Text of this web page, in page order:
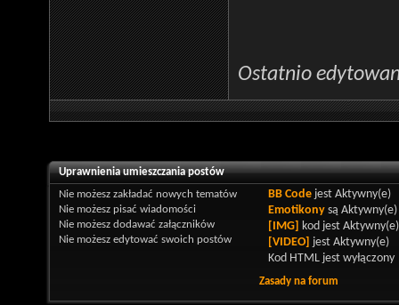
Ostatnio
Uprawnienia umieszczania postów
Nie możesz zakładać nowych tematów
Nie możesz pisać wiadomości
Nie możesz dodawać załączników
Nie możesz edytować swoich postów
BB Codejest Aktywny(e)
Emotikonysą Aktywny(e)
[IMG]
kod jest Aktywny(e)
[VIDEO] jest Aktywny(e)
Kod HTML jest wyłączony
Zasady na forum